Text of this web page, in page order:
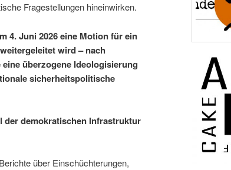
Fragestellungen hineinwirken.
4. Juni 2026 eine Motion für ein
wird – nach
überzogene Ideologisierung
sicherheitspolitische
der demokratischen Infrastruktur
über Einschüchterungen,